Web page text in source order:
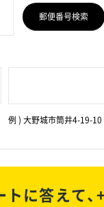
郵便番号検索
例 ) 大野城市筒井4-19-10
に答えて、+